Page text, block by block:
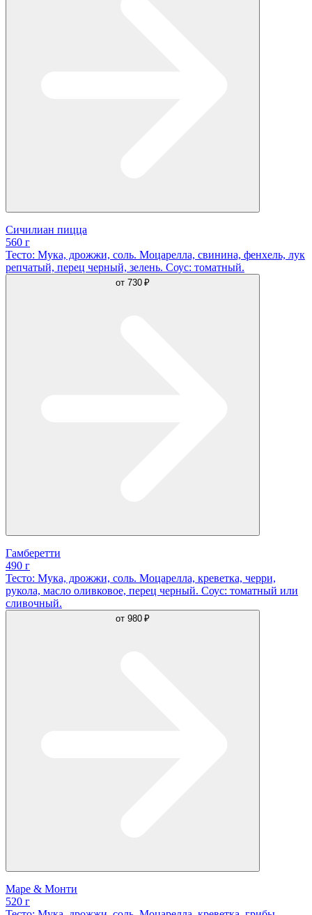
Сичилиан пицца
560 г
Тесто: Мука, дрожжи, соль. Моцарелла, свинина, фенхель, лук
репчатый, перец черный, зелень. Соус: томатный.
от 730 ₽
Гамберетти
490 г
Тесто: Мука, дрожжи, соль. Моцарелла, креветка, черри,
рукола, масло оливковое, перец черный. Соус: томатный или
сливочный.
от 980 ₽
Маре & Монти
520 г